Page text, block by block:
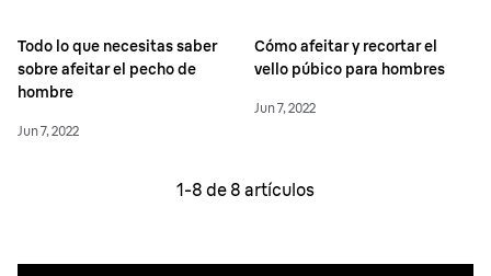
Todo lo que necesitas saber
sobre afeitar el pecho de
hombre
Jun 7, 2022
Cómo afeitar y recortar el
vello púbico para hombres
Jun 7, 2022
1-8 de 8 artículos